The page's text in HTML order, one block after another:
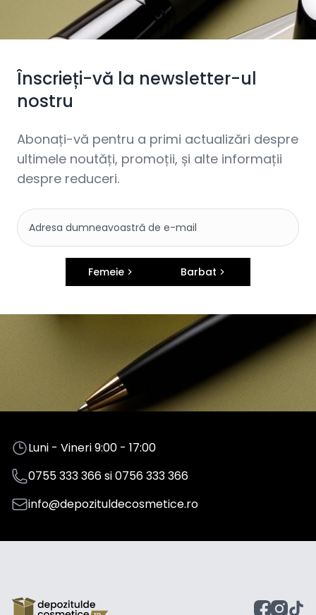
Înscrieți-vă la newsletter-ul
nostru
Abonați-vă pentru a primi actualizări despre
ultimele noutăți, promoții, și alte informații
despre reduceri.
Femeie Barbat
Luni - Vineri 9:00 - 17:00
0755 333 366si0756 333 366
info@depozituldecosmetice.ro